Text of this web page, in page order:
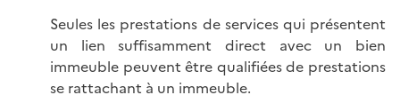
Seules les prestations de services qui présentent
un lien suffisamment direct avec un bien
immeuble peuvent être qualifiées de prestations
se rattachant à un immeuble.